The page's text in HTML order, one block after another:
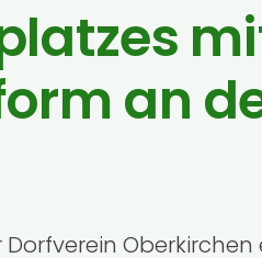
an
Oberkirchen